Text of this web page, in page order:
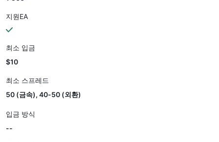
지원EA
최소 입금
$10
최소 스프레드
50 (금속), 40-50 (외환)
입금 방식
--